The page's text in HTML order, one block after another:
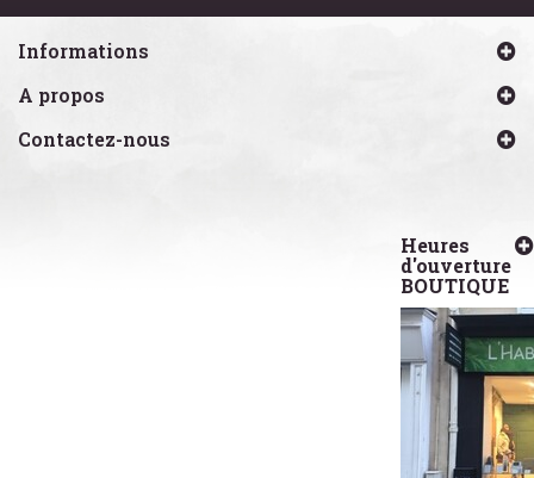
Informations
A propos
Contactez-nous
Heures
d'ouverture
BOUTIQUE